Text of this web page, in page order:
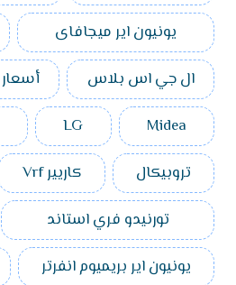
يونيون اير ميجافاى
ال جي اس بلاس
أسعار
Midea
LG
تروبيكال
كاريير Vrf
تورنيدو فري استاند
يونيون اير بريميوم انفرتر